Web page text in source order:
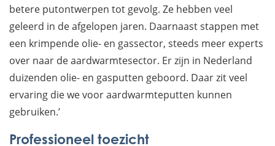
betere putontwerpen tot gevolg. Ze hebben veel
geleerd in de afgelopen jaren. Daarnaast stappen met
een krimpende olie- en gassector, steeds meer experts
over naar de aardwarmtesector. Er zijn in Nederland
duizenden olie- en gasputten geboord. Daar zit veel
ervaring die we voor aardwarmteputten kunnen
gebruiken.’
Professioneel toezicht